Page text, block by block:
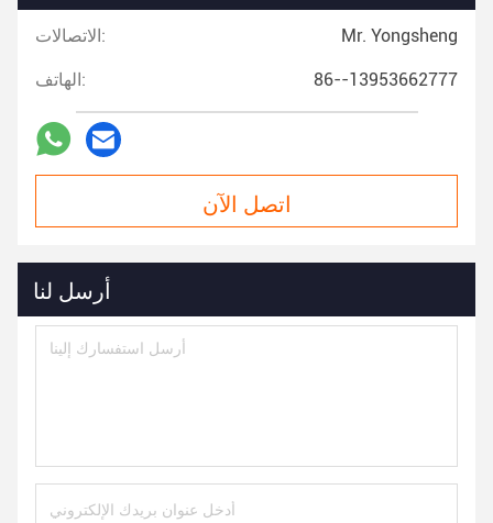
الاتصالات: Mr. Yongsheng
الهاتف: 86--13953662777
اتصل الآن
أرسل لنا